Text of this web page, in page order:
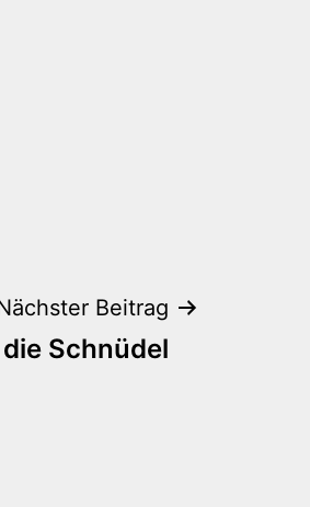
Beitrag
Schnüdel